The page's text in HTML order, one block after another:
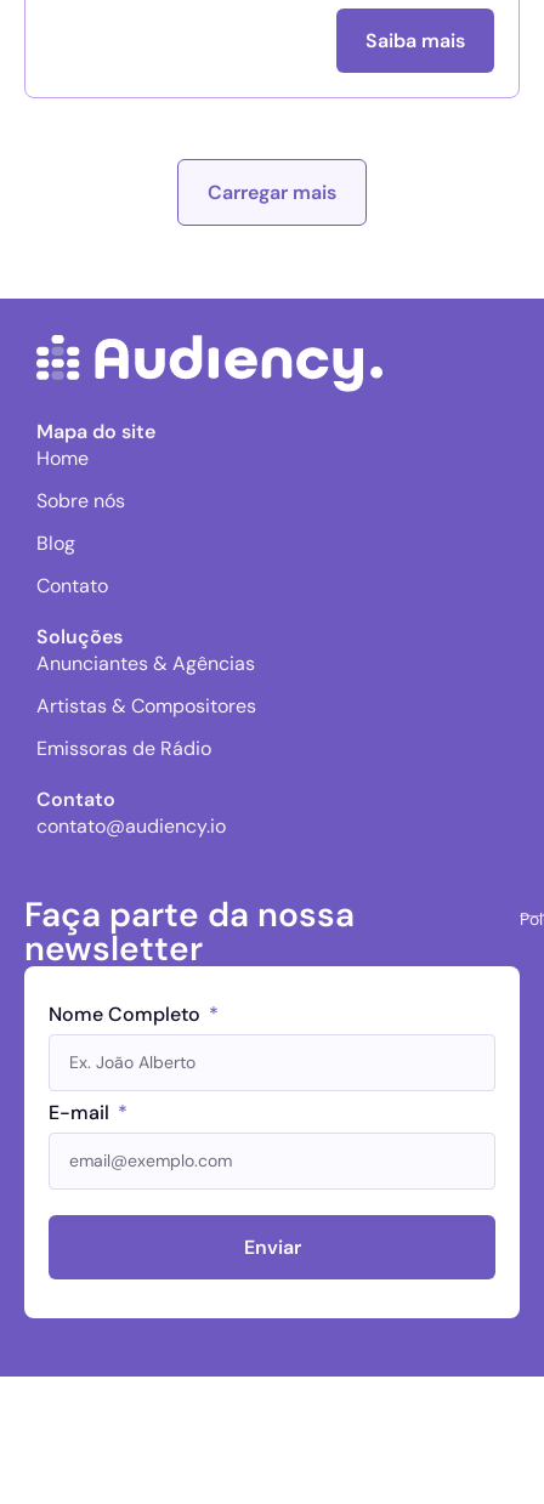
Saiba mais
Carregar mais
Mapa do site
Home
Sobre nós
Blog
Contato
Soluções
Anunciantes & Agências
Artistas & Compositores
Emissoras de Rádio
Contato
contato@audiency.io
Faça parte da nossa
newsletter
Nome Completo
E-mail
Enviar